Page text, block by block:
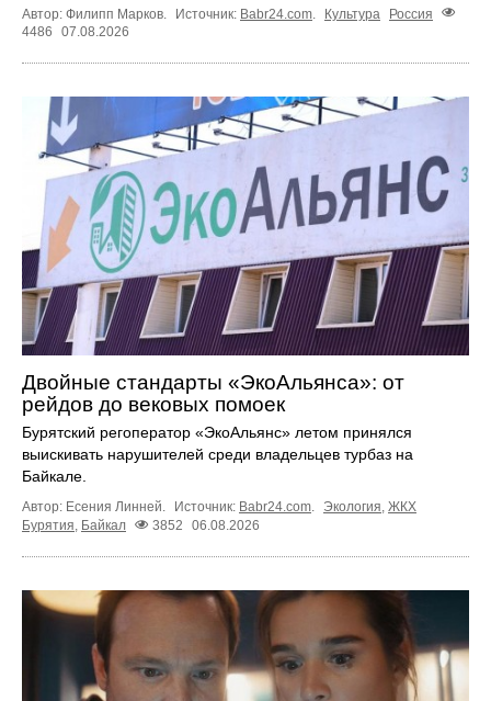
Автор: Филипп Марков. Источник: Babr24.com Культура
Россия
4486
07.08.2026
Двойные стандарты «ЭкоАльянса»: от
рейдов до вековых помоек
Бурятский регоператор «ЭкоАльянс» летом принялся
выискивать нарушителей среди владельцев турбаз на
Байкале.
Автор: Есения Линней. Источник: Babr24.com. Экология, ЖКХ
Бурятия, Байкал 3852 06.08.2026